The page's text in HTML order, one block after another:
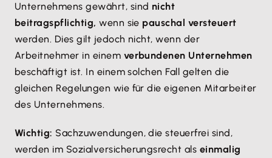
Unternehmens gewährt, sind nicht
beitragspflichtig, wenn sie pauschal versteuert
werden. Dies gilt jedoch nicht, wenn der
Arbeitnehmer in einem verbundenen Unternehmen
beschäftigt ist. In einem solchen Fall gelten die
gleichen Regelungen wie für die eigenen Mitarbeiter
des Unternehmens.
Wichtig: Sachzuwendungen, die steuerfrei sind,
werden im Sozialversicherungsrecht als einmalig